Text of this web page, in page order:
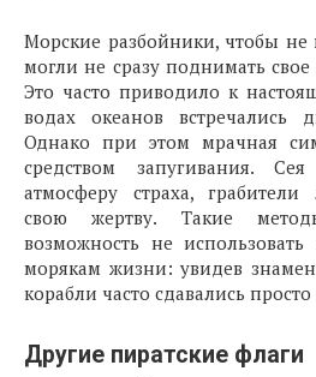
Морские разбойники, чтобы не
могли не сразу поднимать
Это часто приводило к
водах океанов встречались
Однако при этом мрачная
средством запугивания.
атмосферу страха, грабители
свою жертву. Такие
возможность не
морякам жизни: увидев
корабли часто сдавались просто
Другие пиратские флаги